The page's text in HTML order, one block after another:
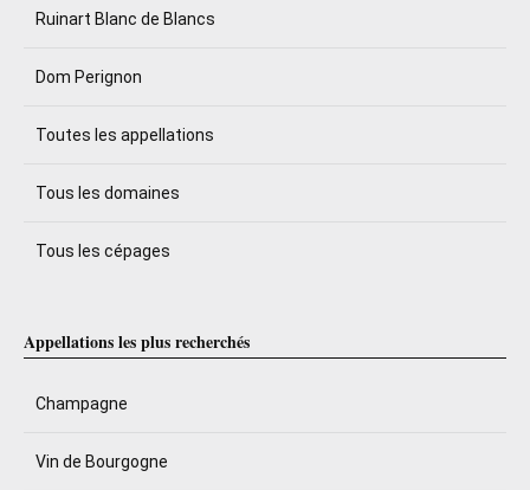
Ruinart Blanc de Blancs
Dom Perignon
Toutes les appellations
Tous les domaines
Tous les cépages
Appellations les plus recherchés
Champagne
Vin de Bourgogne